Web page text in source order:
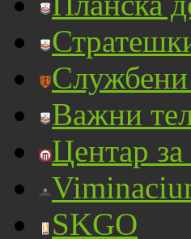
Службени
Важни
Центар
SKGO